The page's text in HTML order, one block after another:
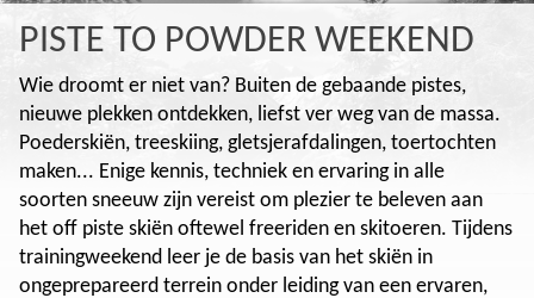
PISTE TO POWDER WEEKEND
Wie droomt er niet van? Buiten de gebaande pistes,
nieuwe plekken ontdekken, liefst ver weg van de massa.
Poederskiën, treeskiing, gletsjerafdalingen, toertochten
maken... Enige kennis, techniek en ervaring in alle
soorten sneeuw zijn vereist om plezier te beleven aan
het off piste skiën oftewel freeriden en skitoeren. Tijdens
trainingweekend leer je de basis van het skiën in
ongeprepareerd terrein onder leiding van een ervaren,